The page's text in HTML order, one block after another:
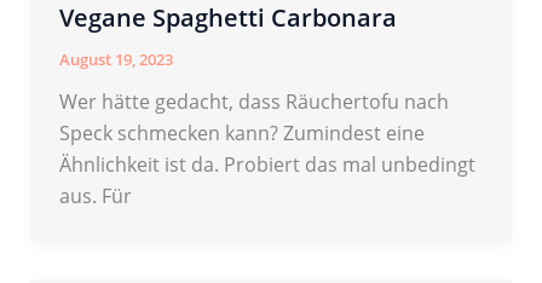
Vegane Spaghetti Carbonara
August 19, 2023
Wer hätte gedacht, dass Räuchertofu nach
Speck schmecken kann? Zumindest eine
Ähnlichkeit ist da. Probiert das mal unbedingt
aus. Für